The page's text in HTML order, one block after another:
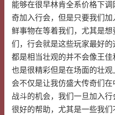
能够在很早林肯全系价格下
奇加入行会，但是只要我们
鲜事物在等着我们，尤其是
们，行会就是这些玩家最好
都是相当壮观的并不会像王
也是很精彩但是在场面的壮
会不仅是让我仿盛大传奇们
战斗的机会，我们一旦加入
很好的帮助，尤其是一些我